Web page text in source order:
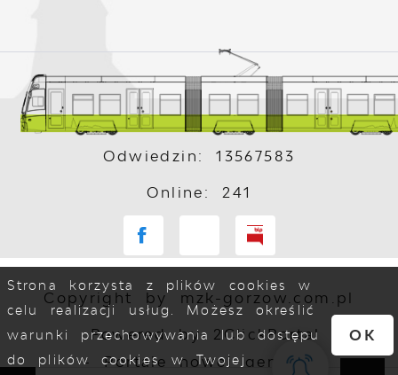
Odwiedzin: 13567583
Online: 241
Copyright by mzk-gorzow.com.pl
Powered by 2ClickPortal
- Portale nowej generacji
Strona korzysta z plików cookies w
celu realizacji usług. Możesz określić
warunki przechowywania lub dostępu
do plików cookies w Twojej
OK